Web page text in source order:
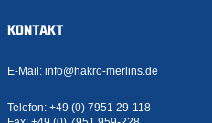
KONTAKT
E-Mail: info@hakro-merlins.de
Telefon: +49 (0) 7951 29-118